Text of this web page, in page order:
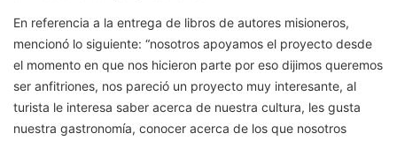
En referencia a la entrega de libros de autores misioneros,
mencionó lo siguiente: “nosotros apoyamos el proyecto desde
el momento en que nos hicieron parte por eso dijimos queremos
ser anfitriones, nos pareció un proyecto muy interesante, al
turista le interesa saber acerca de nuestra cultura, les gusta
nuestra gastronomía, conocer acerca de los que nosotros